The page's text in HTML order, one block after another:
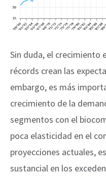
Sin duda, el crecimiento
récords crean las
embargo, es más
crecimiento de la
segmentos con el
poca elasticidad en el
proyecciones actuales,
sustancial en los